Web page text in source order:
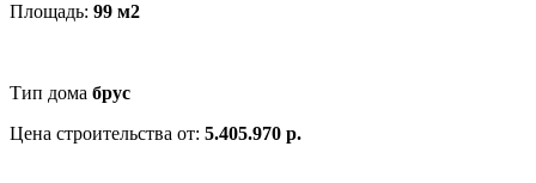
Площадь: 99 м2
Тип дома брус
Цена строительства от: 5.405.970 р.